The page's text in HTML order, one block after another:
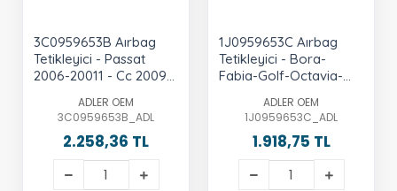
3C0959653B Aırbag
Tetikleyici - Passat
2006-20011 - Cc 2009-
ADLER OEM
3C0959653B_ADL
2.258,36 TL
1J0959653C Aırbag
Tetikleyici - Bora-
Fabia-Golf-Octavia-
ADLER OEM
1J0959653C_ADL
1.918,75 TL